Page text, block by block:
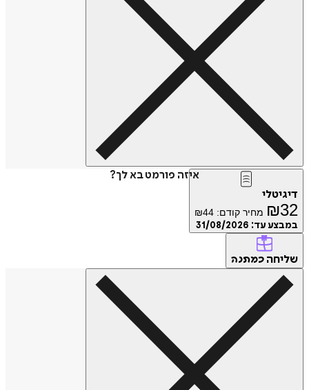
איזה פורמט בא לך?
דיגיטלי
₪32 מחיר קודם: ₪44
במבצע עד: 31/08/2026
שליחה כמתנה